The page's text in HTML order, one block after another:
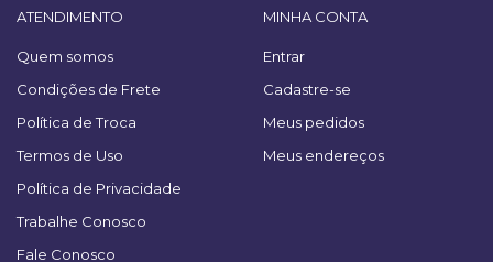
ATENDIMENTO
Quem somos
Condições de Frete
Política de Troca
Termos de Uso
Política de Privacidade
Trabalhe Conosco
Fale Conosco
MINHA CONTA
Entrar
Cadastre-se
Meus pedidos
Meus endereços